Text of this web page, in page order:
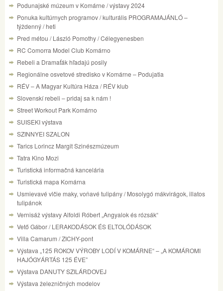
Podunajské múzeum v Komárne / výstavy 2024
Ponuka kultúrnych programov / kulturális PROGRAMAJÁNLÓ –
týždenný / heti
Pred métou / László Pomothy / Célegyenesben
RC Comorra Model Club Komárno
Rebeli a Dramaťák hľadajú posily
Regionálne osvetové stredisko v Komárne – Podujatia
RÉV – A Magyar Kultúra Háza / RÉV klub
Slovenskí rebeli – pridaj sa k nám !
Street Workout Park Komárno
SUISEKI výstava
SZINNYEI SZALON
Tarics Lorincz Margit Szinészmúzeum
Tatra Kino Mozi
Turistická informačná kancelária
Turistická mapa Komárna
Usmievavé vlčie maky, voňavé tulipány / Mosolygó mákvirágok, illatos
tulipánok
Vernisáž výstavy Alfoldi Róbert „Angyalok és rózsák“
Vető Gábor / LERAKODÁSOK ÉS ELTOLÓDÁSOK
Villa Camarum / ZICHY-pont
Výstava „125 ROKOV VÝROBY LODÍ V KOMÁRNE“ – „A KOMÁROMI
HAJÓGYÁRTÁS 125 ÉVE”
Výstava DANUTY SZILÁRDOVEJ
Výstava železničných modelov